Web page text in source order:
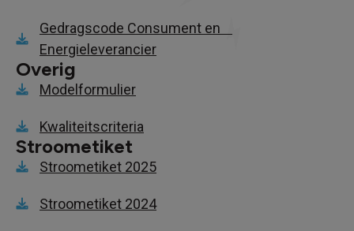
Gedragscode Consument en
Energieleverancier
Overig
Modelformulier
Kwaliteitscriteria
Stroometiket
Stroometiket 2025
Stroometiket 2024